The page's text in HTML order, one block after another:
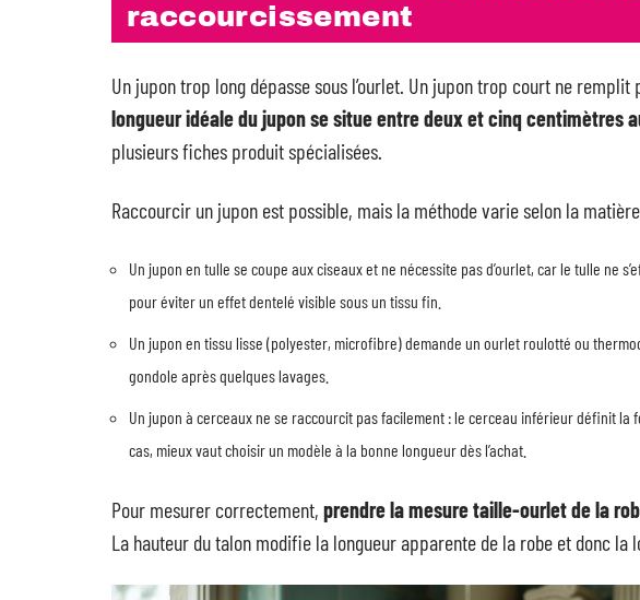
raccourcissement
Un jupon trop long dépasse sous l’ourlet. Un jupon trop court ne
longueur idéale du jupon se situe entre deux et cinq centimètres
plusieurs fiches produit spécialisées.
Raccourcir un jupon est possible, mais la méthode varie selon la
Un jupon en tulle se coupe aux ciseaux et ne nécessite pas d’ourlet, car le tulle ne
pour éviter un effet dentelé visible sous un tissu fin.
Un jupon en tissu lisse (polyester, microfibre) demande un ourlet roulotté ou
gondole après quelques lavages.
Un jupon à cerceaux ne se raccourcit pas facilement : le cerceau inférieur définit la
cas, mieux vaut choisir un modèle à la bonne longueur dès l’achat.
Pour mesurer correctement, prendre la mesure taille-ourlet de la
La hauteur du talon modifie la longueur apparente de la robe et donc la